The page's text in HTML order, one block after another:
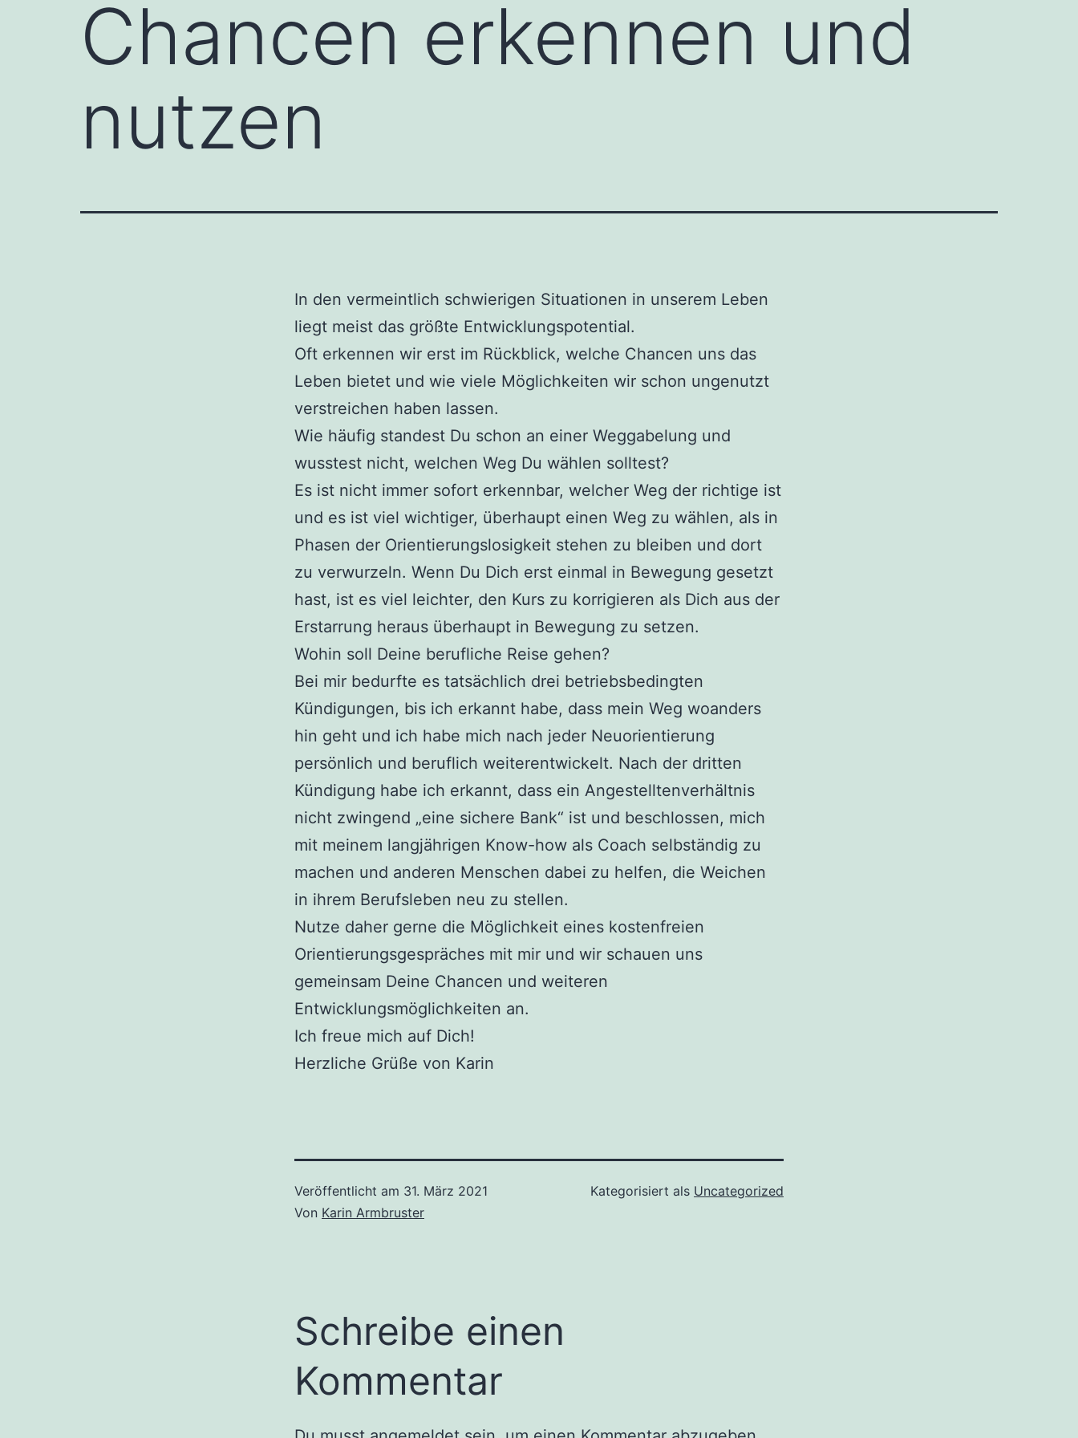
Chancen erkennen und
nutzen
In den vermeintlich schwierigen Situationen in unserem Leben
liegt meist das größte Entwicklungspotential.
Oft erkennen wir erst im Rückblick, welche Chancen uns das
Leben bietet und wie viele Möglichkeiten wir schon ungenutzt
verstreichen haben lassen.
Wie häufig standest Du schon an einer Weggabelung und
wusstest nicht, welchen Weg Du wählen solltest?
Es ist nicht immer sofort erkennbar, welcher Weg der richtige ist
und es ist viel wichtiger, überhaupt einen Weg zu wählen, als in
Phasen der Orientierungslosigkeit stehen zu bleiben und dort
zu verwurzeln. Wenn Du Dich erst einmal in Bewegung gesetzt
hast, ist es viel leichter, den Kurs zu korrigieren als Dich aus der
Erstarrung heraus überhaupt in Bewegung zu setzen.
Wohin soll Deine berufliche Reise gehen?
Bei mir bedurfte es tatsächlich drei betriebsbedingten
Kündigungen, bis ich erkannt habe, dass mein Weg woanders
hin geht und ich habe mich nach jeder Neuorientierung
persönlich und beruflich weiterentwickelt. Nach der dritten
Kündigung habe ich erkannt, dass ein Angestelltenverhältnis
nicht zwingend „eine sichere Bank“ ist und beschlossen, mich
mit meinem langjährigen Know-how als Coach selbständig zu
machen und anderen Menschen dabei zu helfen, die Weichen
in ihrem Berufsleben neu zu stellen.
Nutze daher gerne die Möglichkeit eines kostenfreien
Orientierungsgespräches mit mir und wir schauen uns
gemeinsam Deine Chancen und weiteren
Entwicklungsmöglichkeiten an.
Ich freue mich auf Dich!
Herzliche Grüße von Karin
Veröffentlicht am 31. März 2021
Von Karin Armbruster
Kategorisiert als Uncategorized
Schreibe einen
Kommentar